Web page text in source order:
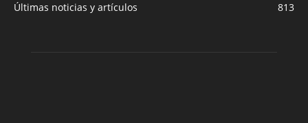
Últimas noticias y artículos 813